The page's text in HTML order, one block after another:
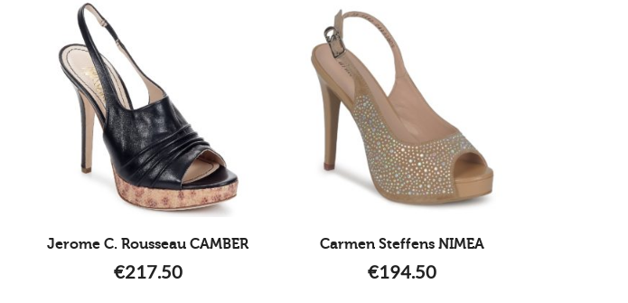
Jerome C. Rousseau CAMBER
€217.50
Carmen Steffens NIMEA
€194.50